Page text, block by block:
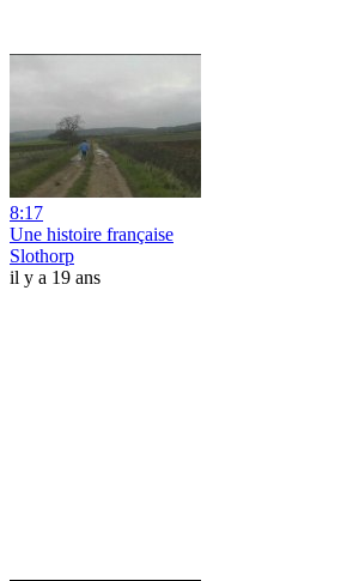
8:17
Une histoire française
Slothorp
il y a 19 ans